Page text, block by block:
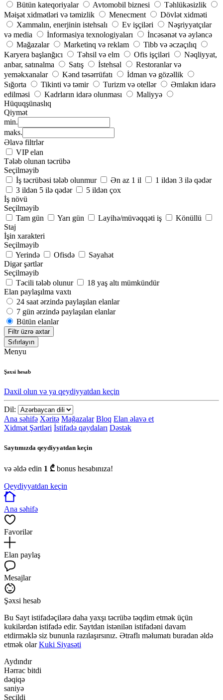
Bütün kateqoriyalar
Avtomobil biznesi
Təhlükəsizlik
Məişət xidmətləri və təmizlik
Menecment
Dövlət xidməti
Xammalın, enerjinin istehsalı
Ev işçiləri
Nəşriyyatçılar
və media
İnformasiya texnologiyaları
İncəsənət və əyləncə
Mağazalar
Marketinq və reklam
Tibb və əczaçılıq
Karyera başlanğıcı
Təhsil və elm Ofis işçiləri
Nəqliyyat,
anbar, satınalma
Satış İstehsal
Restoranlar və
yeməkxanalar
Kənd təsərrüfatı
İdman və gözəllik
Sığorta
Tikinti və təmir Turizm və otellər
Əmlakın idarə
edilməsi
Kadrların idarə olunması
Maliyyə
Hüquqşünaslıq
Qiymət
min.
maks.
Əlavə filtrlər
VIP elan
Tələb olunan təcrübə
Seçilməyib
İş təcrübəsi tələb olunmur
Ən az 1 il
1 ildən 3 ilə qədər
3 ildən 5 ilə qədər
5 ildən çox
İş növü
Seçilməyib
Tam gün
Yarı gün Layihə/müvəqqəti iş
Könüllü
Staj
İşin xarakteri
Seçilməyib
Yerində
Ofisdə
Səyahət
Digər şərtlər
Seçilməyib
Təcili tələb olunur
18 yaş altı mümkündür
Elan paylaşılma vaxtı
24 saat ərzində paylaşılan elanlar
7 gün ərzində paylaşılan elanlar
Bütün elanlar
Filtr üzrə axtar
Sıfırlayın
Menyu
Şəxsi hesab
Daxil olun və ya qeydiyyatdan keçin
Dil:
Ana səhifə Xəritə Mağazalar Bloq Elan əlavə et
Xidmət Şərtləri İstifadə qaydaları Dəstək
Saytımızda qeydiyyatdan keçin
və əldə edin 1 ₾ bonus hesabınıza!
Qeydiyyatdan keçin
Ana səhifə
Favorilər
Elan paylaş
Mesajlar
Şəxsi hesab
Bu Sayt istifadəçilərə daha yaxşı təcrübə təqdim etmək üçün
kukilərdən istifadə edir. Saytdan istənilən istifadəni davam
etdirməklə siz bununla razılaşırsınız. Ətraflı məlumatı buradan əldə
etmək olarKuki Siyasəti
Aydındır
Hərrac bitdi
dəqiqə
saniyə
Seçildi